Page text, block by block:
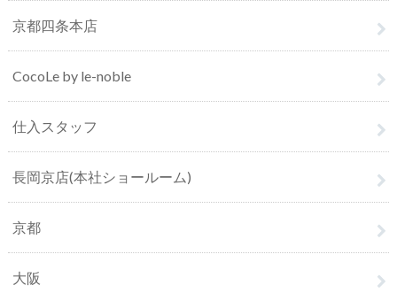
京都四条本店
CocoLe by le-noble
仕入スタッフ
長岡京店(本社ショールーム)
京都
大阪